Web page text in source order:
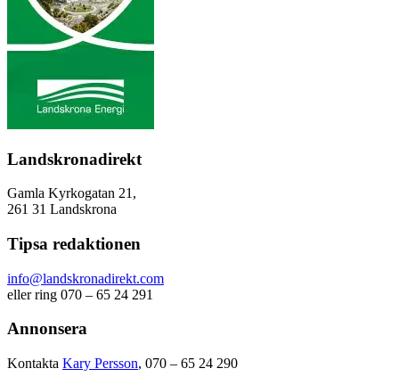
Landskronadirekt
Gamla Kyrkogatan 21,
261 31 Landskrona
Tipsa redaktionen
info@landskronadirekt.com
eller ring 070 – 65 24 291
Annonsera
Kontakta Kary Persson, 070 – 65 24 290